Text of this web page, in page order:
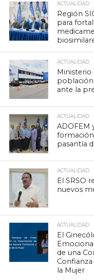
ACTUALIDAD
Región
para
ACTUALIDAD
Ministerio
ante la
ACTUALIDAD
ADOFEM
pasantía
ACTUALIDAD
El SRSO
nuevos
ACTUALIDAD
El
de una
la Mujer